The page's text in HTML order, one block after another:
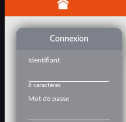
Connexion
Identifiant
8 caractères
Mot de passe